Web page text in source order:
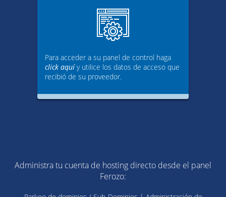
Para acceder a su panel de control haga
click aquíy utilice los datos de acceso que
recibió de su proveedor.
Administra tu cuenta de hosting directo desde el panel
Ferozo: